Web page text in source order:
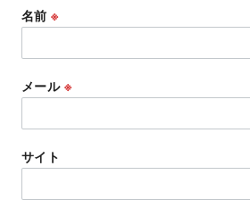
名前※
メール ※
サイト